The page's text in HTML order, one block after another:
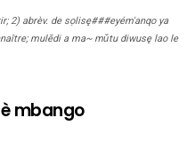
2) abrèv. de sọlisę###eyém'anqo ya
mulēdi a ma~ mǔtu diwusę lao le
mbango